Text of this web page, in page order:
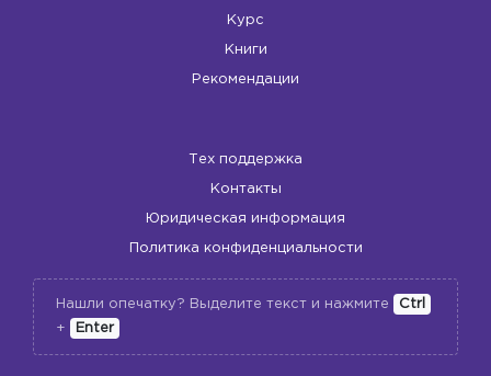
🙏🏻 ❤️
Курс
Книги
Рекомендации
Тех поддержка
Контакты
Юридическая информация
Политика конфиденциальности
Нашли опечатку? Выделите текст и нажмите
Ctrl
+
Enter